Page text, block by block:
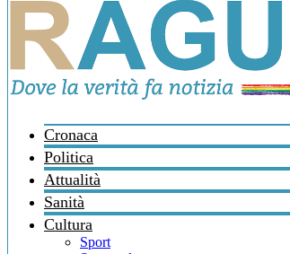
Cronaca
Politica
Attualità
Sanità
Cultura
Sport